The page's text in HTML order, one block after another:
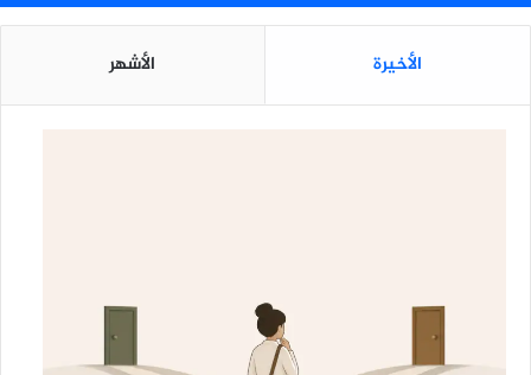
الأخيرة الأشهر